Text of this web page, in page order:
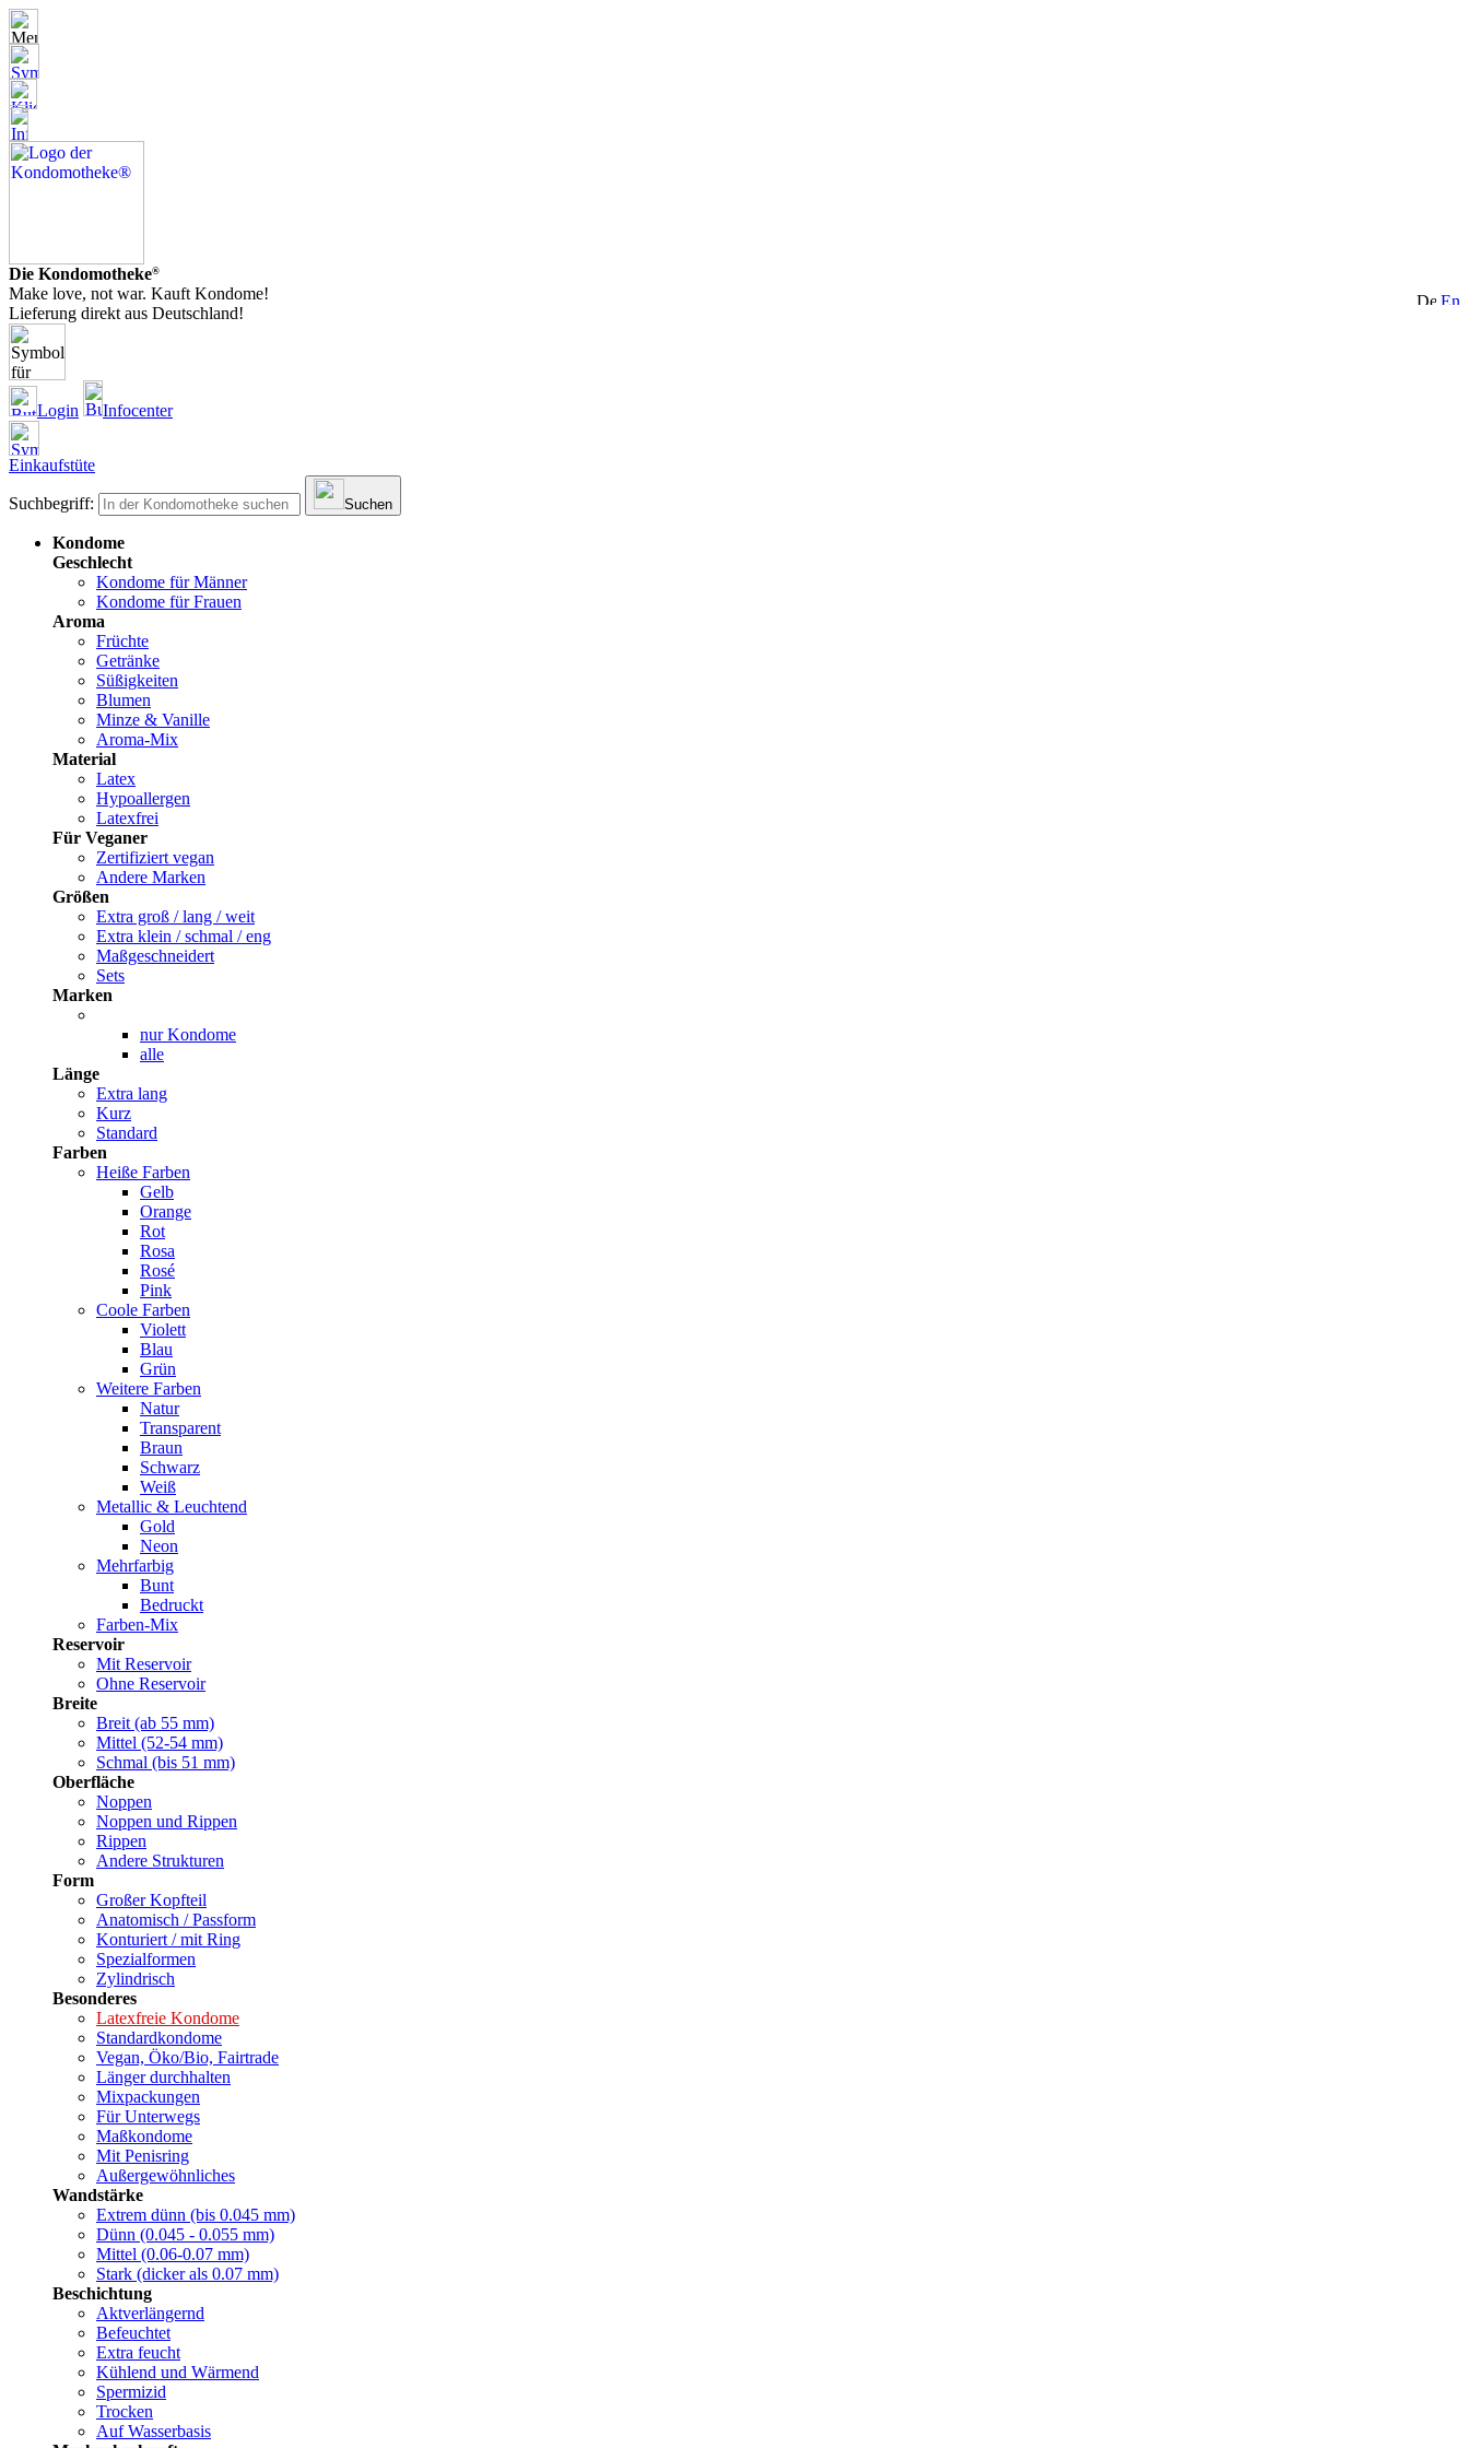
Die Kondomotheke®
Make love, not war. Kauft Kondome!
Lieferung direkt aus Deutschland!
Login Infocenter
Einkaufstüte
Suchbegriff: Suchen
Kondome
Geschlecht
Kondome für Männer
Kondome für Frauen
Aroma
Früchte
Getränke
Süßigkeiten
Blumen
Minze & Vanille
Aroma-Mix
Material
Latex
Hypoallergen
Latexfrei
Für Veganer
Zertifiziert vegan
Andere Marken
Größen
Extra groß / lang / weit
Extra klein / schmal / eng
Maßgeschneidert
Sets
Marken
nur Kondome
alle
Länge
Extra lang
Kurz
Standard
Farben
Heiße Farben
Gelb
Orange
Rot
Rosa
Rosé
Pink
Coole Farben
Violett
Blau
Grün
Weitere Farben
Natur
Transparent
Braun
Schwarz
Weiß
Metallic & Leuchtend
Gold
Neon
Mehrfarbig
Bunt
Bedruckt
Farben-Mix
Reservoir
Mit Reservoir
Ohne Reservoir
Breite
Breit (ab 55 mm)
Mittel (52-54 mm)
Schmal (bis 51 mm)
Oberfläche
Noppen
Noppen und Rippen
Rippen
Andere Strukturen
Form
Großer Kopfteil
Anatomisch / Passform
Konturiert / mit Ring
Spezialformen
Zylindrisch
Besonderes
Latexfreie Kondome
Standardkondome
Vegan, Öko/Bio, Fairtrade
Länger durchhalten
Mixpackungen
Für Unterwegs
Maßkondome
Mit Penisring
Außergewöhnliches
Wandstärke
Extrem dünn (bis 0.045 mm)
Dünn (0.045 - 0.055 mm)
Mittel (0.06-0.07 mm)
Stark (dicker als 0.07 mm)
Beschichtung
Aktverlängernd
Befeuchtet
Extra feucht
Kühlend und Wärmend
Spermizid
Trocken
Auf Wasserbasis